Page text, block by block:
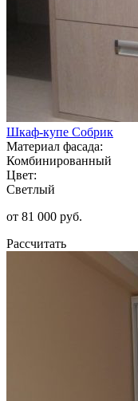
Шкаф-купе Собрик
Материал фасада:
Комбинированный
Цвет:
Светлый
от 81 000 руб.
Рассчитать